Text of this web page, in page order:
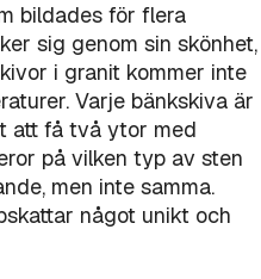
bildades för flera
sig genom sin skönhet,
i granit kommer inte
Varje bänkskiva är
att få två ytor med
på vilken typ av sten
men inte samma.
något unikt och